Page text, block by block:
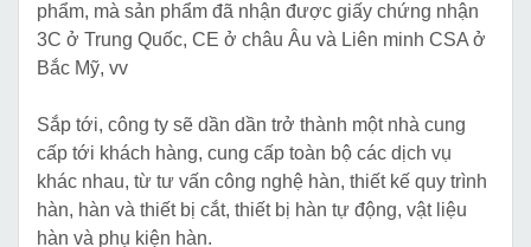
phẩm, mà sản phẩm đã nhận được giấy chứng nhận
3C ở Trung Quốc, CE ở châu Âu và Liên minh CSA ở
Bắc Mỹ, vv
Sắp tới, công ty sẽ dần dần trở thành một nhà cung
cấp tới khách hàng, cung cấp toàn bộ các dịch vụ
khác nhau, từ tư vấn công nghệ hàn, thiết kế quy trình
hàn, hàn và thiết bị cắt, thiết bị hàn tự động, vật liệu
hàn và phụ kiện hàn.